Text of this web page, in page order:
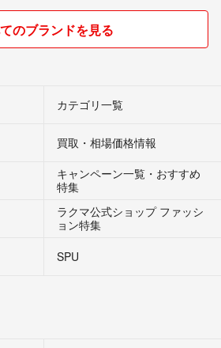
のブランドを見る
カテゴリ一覧
買取・相場価格情報
キャンペーン一覧・おすすめ
特集
ラクマ公式ショップ ファッシ
ョン特集
SPU